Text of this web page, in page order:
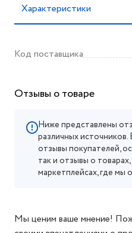
Характеристики
Код поставщика
Отзывы о товаре
Ниже представлены
различных
отзывы покупателей,
так и отзывы о
маркетплейсах, где мы
Мы ценим ваше мнение!